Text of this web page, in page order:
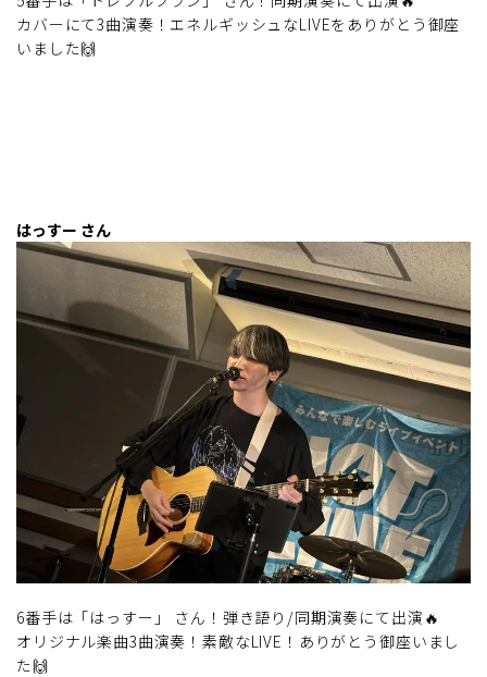
カバーにて3曲演奏！エネルギッシュなLIVEをありがとう御座
いました🙌
はっすー さん
6番手は「はっすー」 さん！弾き語り/同期演奏にて出演🔥
オリジナル楽曲3曲演奏！素敵なLIVE！ありがとう御座いまし
た🙌